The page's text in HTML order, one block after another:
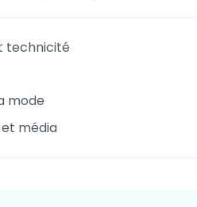
technicité
mode
média